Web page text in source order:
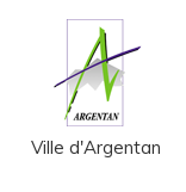
Ville d'Argentan